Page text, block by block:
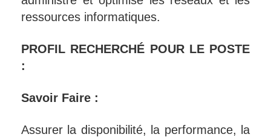
ressources informatiques.
PROFIL RECHERCHÉ POUR LE POSTE
:
Savoir Faire :
Assurer la disponibilité, la performance, la